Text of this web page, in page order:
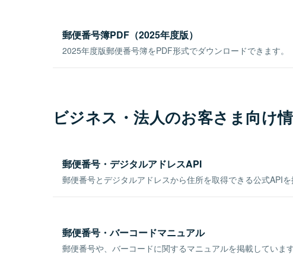
郵便番号簿PDF（2025年度版）
2025年度版郵便番号簿をPDF形式でダウンロードできます。
ビジネス・法人のお客さま向け
郵便番号・デジタルアドレスAPI
郵便番号とデジタルアドレスから住所を取得できる公式APIを
郵便番号・バーコードマニュアル
郵便番号や、バーコードに関するマニュアルを掲載しています